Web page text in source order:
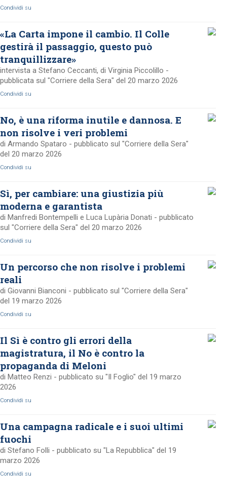
Condividi su
«La Carta impone il cambio. Il Colle
gestirà il passaggio, questo può
tranquillizzare»
intervista a Stefano Ceccanti, di Virginia Piccolillo -
pubblicata sul "Corriere della Sera" del 20 marzo 2026
Condividi su
No, è una riforma inutile e dannosa. E
non risolve i veri problemi
di Armando Spataro - pubblicato sul "Corriere della Sera"
del 20 marzo 2026
Condividi su
Sì, per cambiare: una giustizia più
moderna e garantista
di Manfredi Bontempelli e Luca Lupària Donati - pubblicato
sul "Corriere della Sera" del 20 marzo 2026
Condividi su
Un percorso che non risolve i problemi
reali
di Giovanni Bianconi - pubblicato sul "Corriere della Sera"
del 19 marzo 2026
Condividi su
Il Sì è contro gli errori della
magistratura, il No è contro la
propaganda di Meloni
di Matteo Renzi - pubblicato su "Il Foglio" del 19 marzo
2026
Condividi su
Una campagna radicale e i suoi ultimi
fuochi
di Stefano Folli - pubblicato su "La Repubblica" del 19
marzo 2026
Condividi su